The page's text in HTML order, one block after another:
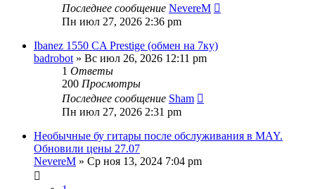
Последнее сообщение NevereM
Пн июл 27, 2026 2:36 pm
Ibanez 1550 CA Prestige (обмен на 7ку)
badrobot » Вс июл 26, 2026 12:11 pm
1 Ответы
200 Просмотры
Последнее сообщение Sham
Пн июл 27, 2026 2:31 pm
Необычные бу гитары после обслуживания в MAY.
Обновили цены 27.07
NevereM » Ср ноя 13, 2024 7:04 pm